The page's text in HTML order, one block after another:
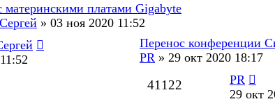
платами Gigabyte
» 03 ноя 2020 11:52
Перенос конференции
PR » 29 окт 2020 18:17
41122
PR
29 окт